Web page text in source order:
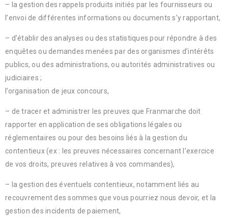
– la gestion des rappels produits initiés par les fournisseurs ou
l’envoi de différentes informations ou documents s’y rapportant,
– d’établir des analyses ou des statistiques pour répondre à des
enquêtes ou demandes menées par des organismes d’intérêts
publics, ou des administrations, ou autorités administratives ou
judiciaires ;
l’organisation de jeux concours,
– de tracer et administrer les preuves que Franmarche doit
rapporter en application de ses obligations légales ou
réglementaires ou pour des besoins liés à la gestion du
contentieux (ex : les preuves nécessaires concernant l’exercice
de vos droits, preuves relatives à vos commandes),
– la gestion des éventuels contentieux, notamment liés au
recouvrement des sommes que vous pourriez nous devoir, et la
gestion des incidents de paiement,